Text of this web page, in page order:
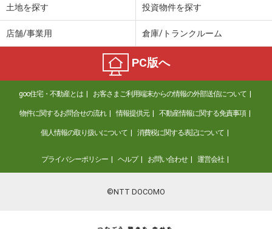
土地を探す 投資物件を探す
店舗/事業用 倉庫/トランクルーム
PC版へ
goo住宅・不動産とは お客さまご利用端末からの情報の外部送信について
物件に関するお問合せの流れ 情報提供元 不動産情報に関する免責事項
個人情報の取り扱いについて 消費税に関する表記について
プライバシーポリシー ヘルプ お問い合わせ 運営会社
©NTT DOCOMO